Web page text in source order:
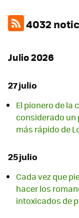
4032
Julio 2026
27 julio
El pionero de la
considerado un
más rápido de
25 julio
Cada vez que
hacer los
intoxicados de